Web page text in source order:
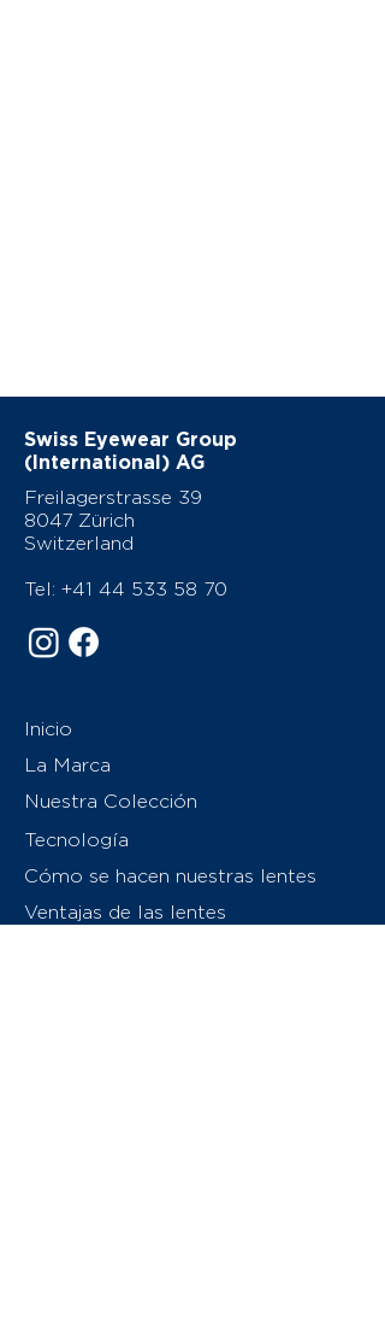
Swiss Eyewear Group
(International) AG
Freilagerstrasse 39
8047 Zürich
Switzerland
Tel: +41 44 533 58 70
Inicio
La Marca
Nuestra Colección
Tecnología
Cómo se hacen nuestras lentes
Ventajas de las lentes